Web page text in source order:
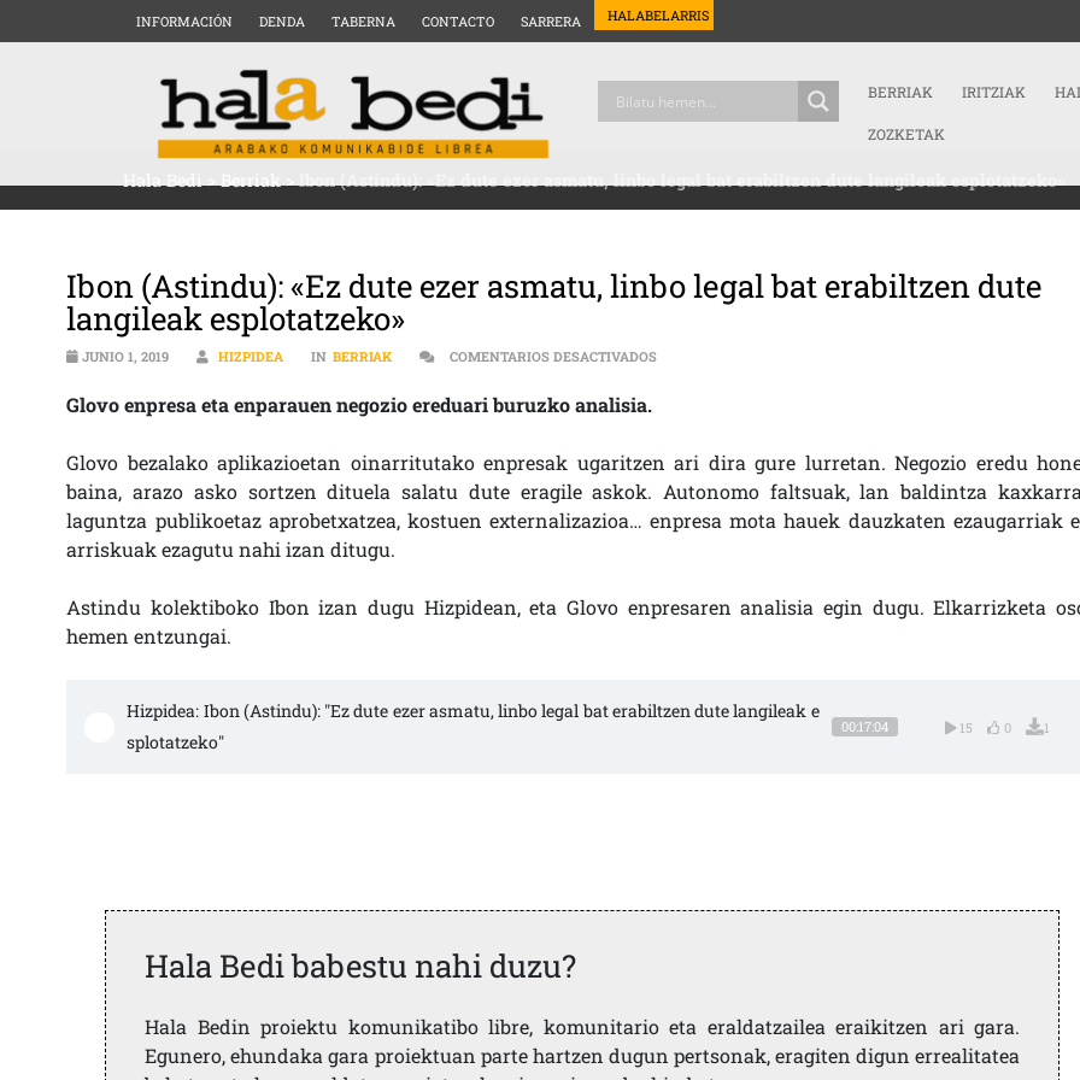
INFORMACIÓN DENDA TABERNA CONTACTO SARRERA HALABELARRIS
BERRIAK IRITZIAK
ZOZKETAK
Hala Bedi>Berriak>Ibon (Astindu): «Ez dute ezer asmatu, linbo legal bat erabiltzen dute langileak esplotatzeko»
Ibon (Astindu): «Ez dute ezer asmatu, linbo legal bat erabiltzen dute
langileak esplotatzeko»
JUNIO 1, 2019 HIZPIDEA IN BERRIAK COMENTARIOS DESACTIVADOSEN IBON (ASTINDU): «EZ DUTE EZER ASMATU, LINBO LEGAL
Glovo enpresa eta enparauen negozio ereduari buruzko analisia.
Glovo bezalako aplikazioetan oinarritutako enpresak ugaritzen ari dira gure lurretan. Negozio eredu
baina, arazo asko sortzen dituela salatu dute eragile askok. Autonomo faltsuak, lan baldintza
laguntza publikoetaz aprobetxatzea, kostuen externalizazioa… enpresa mota hauek dauzkaten ezaugarriak
arriskuak ezagutu nahi izan ditugu.
Astindu kolektiboko Ibon izan dugu Hizpidean, eta Glovo enpresaren analisia egin dugu. Elkarrizketa
hemen entzungai.
Hizpidea: Ibon (Astindu): "Ez dute ezer asmatu, linbo legal bat erabiltzen dute langileak e
splotatzeko"
00:17:04 15 0 1
Hala Bedi babestu nahi duzu?
Hala Bedin proiektu komunikatibo libre, komunitario eta eraldatzailea eraikitzen ari gara.
Egunero, ehundaka gara proiektuan parte hartzen dugun pertsonak, eragiten digun errealitatea